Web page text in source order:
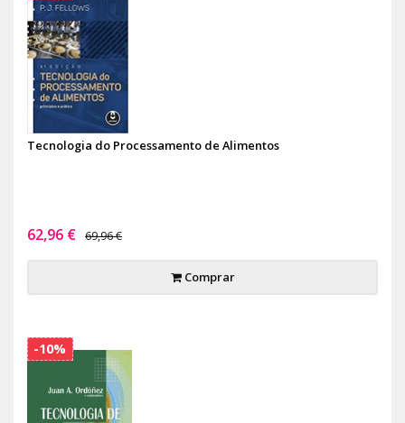
Tecnologia do Processamento de Alimentos
62,96 € 69,96 €
Comprar
-10%